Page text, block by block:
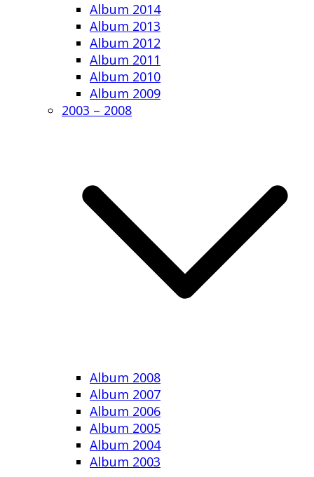
Album 2014
Album 2013
Album 2012
Album 2011
Album 2010
Album 2009
2003 – 2008
Album 2008
Album 2007
Album 2006
Album 2005
Album 2004
Album 2003